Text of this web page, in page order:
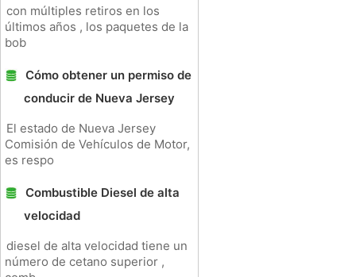
con múltiples retiros en los
últimos años , los paquetes de la
bob
Cómo obtener un permiso de
conducir de Nueva Jersey
El estado de Nueva Jersey
Comisión de Vehículos de Motor,
es respo
Combustible Diesel de alta
velocidad
diesel de alta velocidad tiene un
número de cetano superior ,